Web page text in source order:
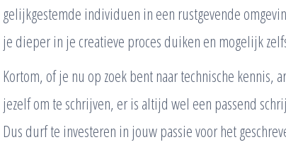
gelijkgestemde individuen in een rustgevende
je dieper in je creatieve proces duiken en mogelijk
Kortom, of je nu op zoek bent naar technische
jezelf om te schrijven, er is altijd wel een passend
Dus durf te investeren in jouw passie voor het